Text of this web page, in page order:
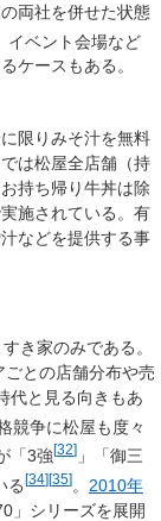
両社を併せた状態
イベント会場など
ケースもある。
限りみそ汁を無料
は松屋全店舗（持
持ち帰り牛丼は除
施されている。有
などを提供する事
き家のみである。
との店舗分布や売
代と見る向きもあ
競争に松屋も度々
「3強[32] 」「御三
る[34][35]。 2010年
」シリーズを展開